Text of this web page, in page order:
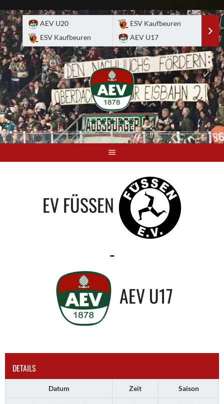
to
content
AEV U20
ESV Kaufbeuren
ESV Kaufbeuren
AEV U17
EV FÜSSEN
-
AEV U17
DETAILS
Datum Zeit Saison